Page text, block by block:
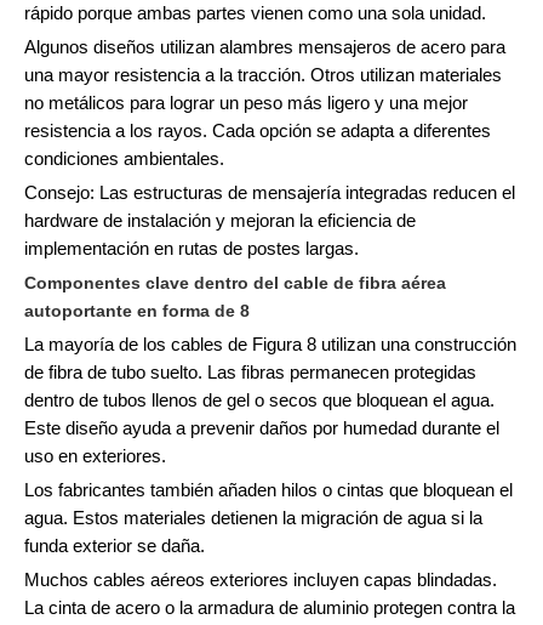
rápido porque ambas partes vienen como una sola unidad.
Algunos diseños utilizan alambres mensajeros de acero para
una mayor resistencia a la tracción. Otros utilizan materiales
no metálicos para lograr un peso más ligero y una mejor
resistencia a los rayos. Cada opción se adapta a diferentes
condiciones ambientales.
Consejo: Las estructuras de mensajería integradas reducen el
hardware de instalación y mejoran la eficiencia de
implementación en rutas de postes largas.
Componentes clave dentro del cable de fibra aérea
autoportante en forma de 8
La mayoría de los cables de Figura 8 utilizan una construcción
de fibra de tubo suelto. Las fibras permanecen protegidas
dentro de tubos llenos de gel o secos que bloquean el agua.
Este diseño ayuda a prevenir daños por humedad durante el
uso en exteriores.
Los fabricantes también añaden hilos o cintas que bloquean el
agua. Estos materiales detienen la migración de agua si la
funda exterior se daña.
Muchos cables aéreos exteriores incluyen capas blindadas.
La cinta de acero o la armadura de aluminio protegen contra la